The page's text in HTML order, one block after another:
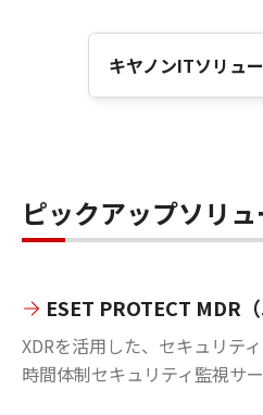
キヤノンITソリュ
ピックアップソリ
ESET PROTECT MDR
XDRを活用した、セキュリテ
時間体制セキュリティ監視サ